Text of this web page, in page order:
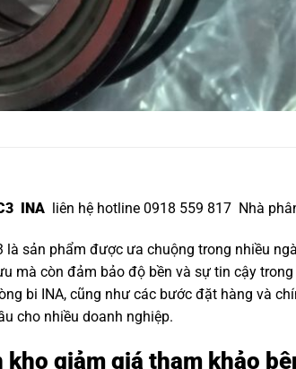
INA liên hệ hotline 0918 559 817 Nhà
là sản phẩm được ưa chuộng trong nhiều
mà còn đảm bảo độ bền và sự tin cậy
bi INA, cũng như các bước đặt hàng và
cho nhiều doanh nghiệp.
kho giảm giá tham khảo